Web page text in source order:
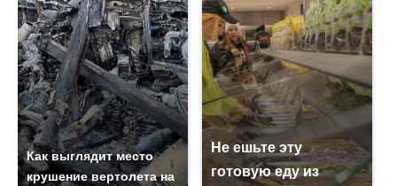
Как выглядит место
крушение вертолета на
Не ешьте эту
готовую еду из